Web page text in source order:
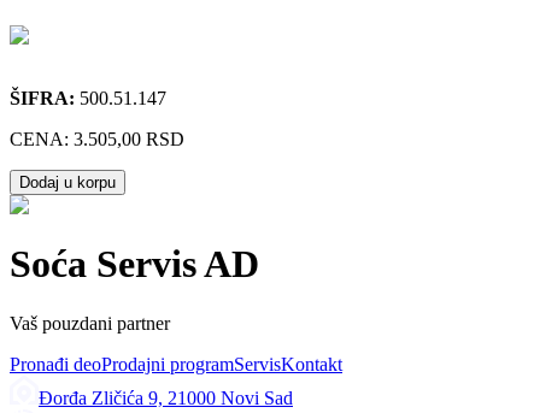
ŠIFRA: 500.51.147
CENA: 3.505,00 RSD
Dodaj u korpu
Soća Servis AD
Vaš pouzdani partner
Pronađi deoProdajni programServisKontakt
Đorđa Zličića 9, 21000 Novi Sad